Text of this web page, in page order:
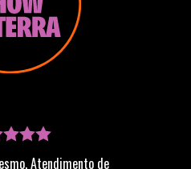
Atendimento de